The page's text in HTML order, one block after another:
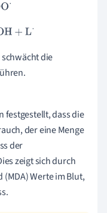
+L⋅
die
festgestellt, dass die
der eine Menge
der
zeigt sich durch
Werte im Blut,